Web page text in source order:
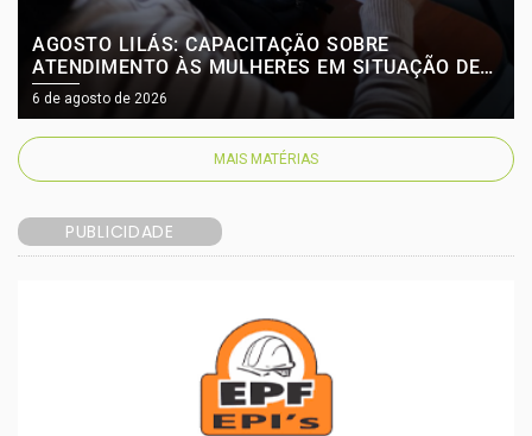
AGOSTO LILÁS: CAPACITAÇÃO SOBRE
ATENDIMENTO ÀS MULHERES EM SITUAÇÃO DE
VIOLÊNCIA CHEGA A NOVE UBSS E SERÁ
RETOMADA NO INÍCIO DO MÊS DE AGOSTO
6 de agosto de 2026
MAIS MATÉRIAS
PUBLICIDADE